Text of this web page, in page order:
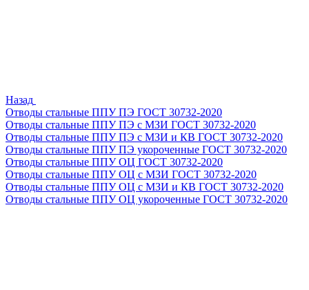
Назад
Отводы стальные ППУ ПЭ ГОСТ 30732-2020
Отводы стальные ППУ ПЭ с МЗИ ГОСТ 30732-2020
Отводы стальные ППУ ПЭ с МЗИ и КВ ГОСТ 30732-2020
Отводы стальные ППУ ПЭ укороченные ГОСТ 30732-2020
Отводы стальные ППУ ОЦ ГОСТ 30732-2020
Отводы стальные ППУ ОЦ с МЗИ ГОСТ 30732-2020
Отводы стальные ППУ ОЦ с МЗИ и КВ ГОСТ 30732-2020
Отводы стальные ППУ ОЦ укороченные ГОСТ 30732-2020